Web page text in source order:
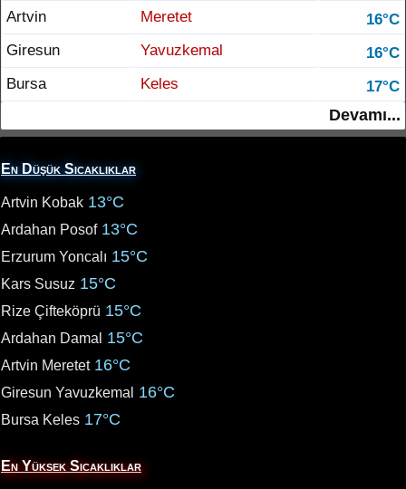
Artvin
Meretet
16°C
Giresun
Yavuzkemal
16°C
Bursa
Keles 17°C
Devamı...
En Düşük Sıcaklıklar
Artvin Kobak 13°C
Ardahan Posof 13°C
Erzurum Yoncalı 15°C
Kars Susuz 15°C
Rize Çifteköprü 15°C
Ardahan Damal 15°C
Artvin Meretet 16°C
Giresun Yavuzkemal 16°C
Bursa Keles 17°C
En Yüksek Sıcaklıklar